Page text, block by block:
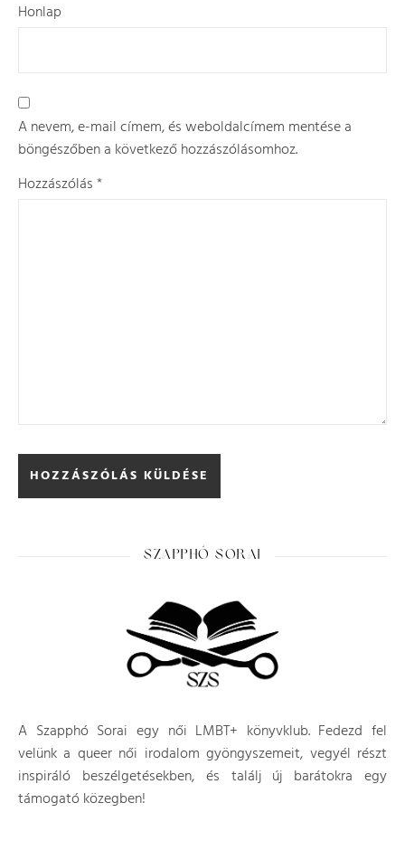
Honlap
A nevem, e-mail címem, és weboldalcímem mentése a
böngészőben a következő hozzászólásomhoz.
Hozzászólás*
SZAPPHÓ SORAI
A Szapphó Sorai egy női LMBT+ könyvklub. Fedezd fel
velünk a queer női irodalom gyöngyszemeit, vegyél részt
inspiráló beszélgetésekben, és találj új barátokra egy
támogató közegben!